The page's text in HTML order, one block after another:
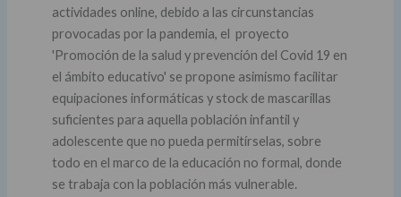
actividades online, debido a las circunstancias
provocadas por la pandemia, el proyecto
'Promoción de la salud y prevención del Covid 19 en
el ámbito educativo' se propone asimismo facilitar
equipaciones informáticas y stock de mascarillas
suficientes para aquella población infantil y
adolescente que no pueda permitírselas, sobre
todo en el marco de la educación no formal, donde
se trabaja con la población más vulnerable.